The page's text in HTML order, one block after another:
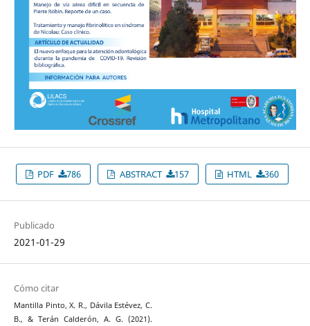
PDF 786 ABSTRACT 157 HTML 360
Publicado
2021-01-29
Cómo citar
Mantilla Pinto, X. R., Dávila Estévez, C.
B., & Terán Calderón, A. G. (2021).